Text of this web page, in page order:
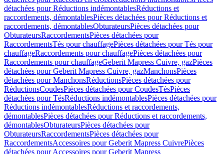
détachées pour Réductions indémontablesRéductions et
raccordements, démontablesPièces détachées pour Réductions et
raccordements, démontablesObturateursPièces détachées pour
ObturateursRaccordementsPièces détachées pour
RaccordementsTés pour chauffagePièces détachées pour Tés pour
chauffageRaccordements pour chauffagePièces détachées pour
Raccordements pour chauffageGeberit Mapress Cuivre, gazPièces
détachées pour Geberit Mapress Cuivre, gazManchonsPièces
détachées pour ManchonsRéductionsPièces détachées pour
RéductionsCoudesPièces détachées pour CoudesTésPièces
détachées pour TésRéductions indémontablesPièces détachées pour
Réductions indémontablesRéductions et raccordements,
démontablesPièces détachées pour Réductions et raccordements,
démontablesObturateursPièces détachées pour
ObturateursRaccordementsPièces détachées pour
RaccordementsAccessoires pour Geberit Mapress CuivrePièces
détachées pour Accessoires pour Geberit Mapress